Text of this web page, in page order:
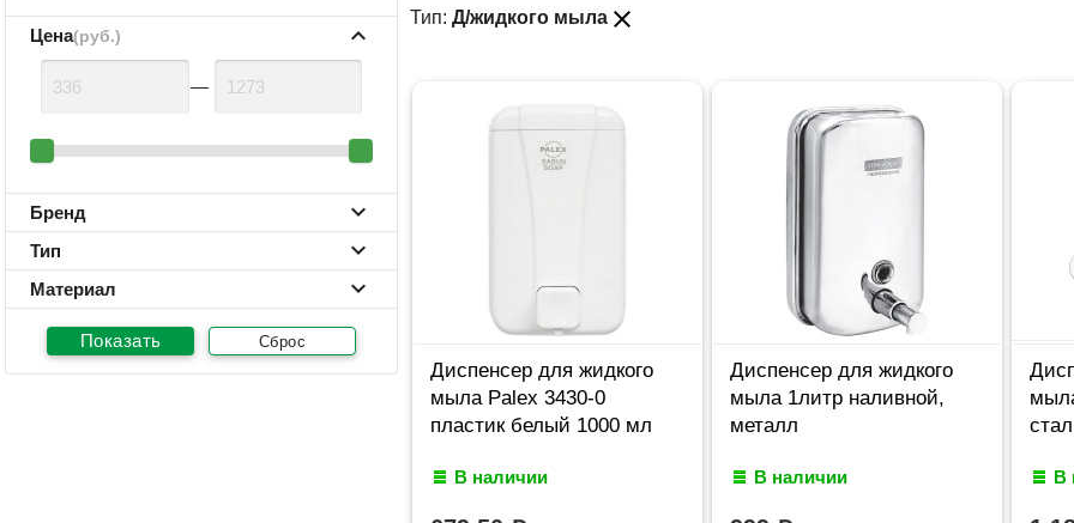
Цена(руб.)
—
Бренд
Тип
Материал
Сброс
Тип:Д/жидкого мыла close
Диспенсер для жидкого
мыла Palex 3430-0
пластик белый 1000 мл
В наличии
Диспенсер для жидкого
мыла 1литр наливной,
металл
В наличии В